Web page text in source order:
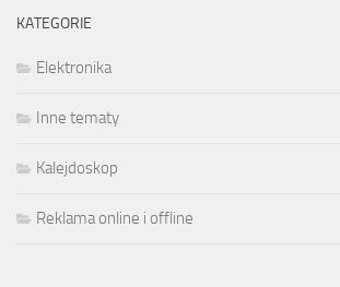
KATEGORIE
Elektronika
Inne tematy
Kalejdoskop
Reklama online i offline